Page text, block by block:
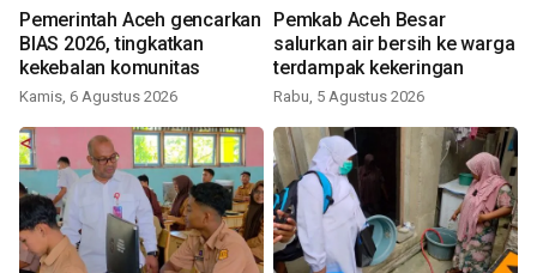
Pemerintah Aceh gencarkan
BIAS 2026, tingkatkan
kekebalan komunitas
Kamis, 6 Agustus 2026
Pemkab Aceh Besar
salurkan air bersih ke warga
terdampak kekeringan
Rabu, 5 Agustus 2026